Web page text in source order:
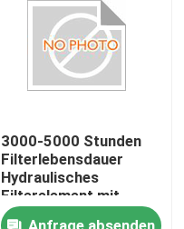
3000-5000 Stunden
Filterlebensdauer
Hydraulisches
Filterelement mit
99,99% Wirksamkeit
Anfrage absenden